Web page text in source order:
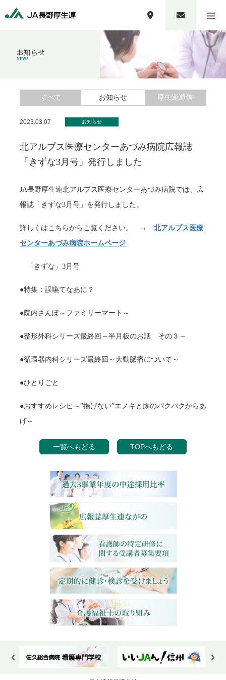
お知らせ
NEWS
すべて お知らせ 厚生連通信
2023.03.07 お知らせ
北アルプス医療センターあづみ病院広報誌
「きずな3月号」発行しました
JA長野厚生連北アルプス医療センターあづみ病院では、広
報誌「きずな3月号」を発行しました。
詳しくはこちらからご覧ください。 → 北アルプス医療
センターあづみ病院ホームページ
「きずな」3月号
●特集：誤嚥てなあに？
●院内さんぽ～ファミリーマート～
●整形外科シリーズ最終回～半月板のお話 その３～
●循環器内科シリーズ最終回～大動脈瘤について～
●ひとりごと
●おすすめレシピ～”揚げない”エノキと豚のパクパクからあ
げ～
一覧へもどる TOPへもどる